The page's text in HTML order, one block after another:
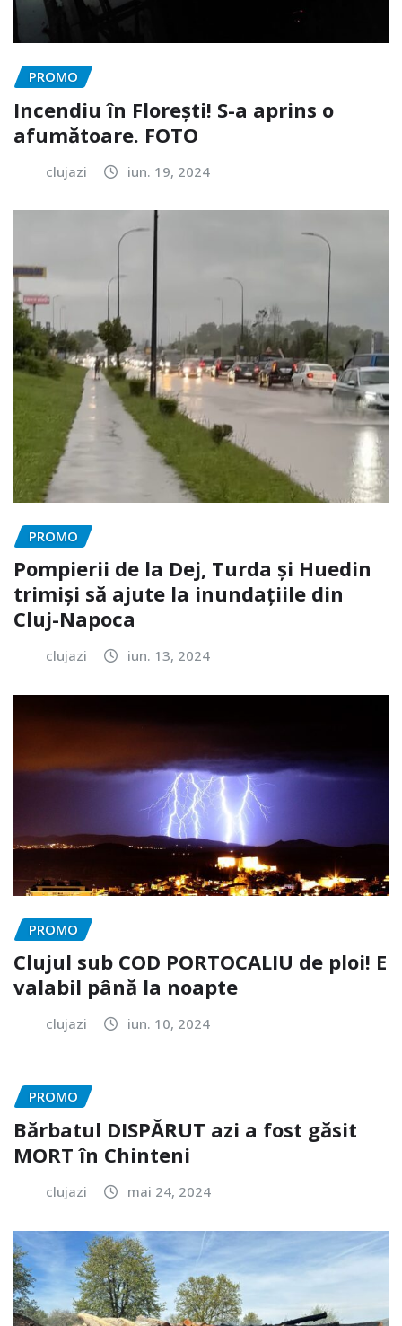
PROMO
Incendiu în Florești! S-a aprins o
afumătoare. FOTO
clujazi iun. 19, 2024
PROMO
Pompierii de la Dej, Turda și Huedin
trimiși să ajute la inundațiile din
Cluj-Napoca
clujazi iun. 13, 2024
PROMO
Clujul sub COD PORTOCALIU de ploi! E
valabil până la noapte
clujazi iun. 10, 2024
PROMO
Bărbatul DISPĂRUT azi a fost găsit
MORT în Chinteni
clujazi mai 24, 2024